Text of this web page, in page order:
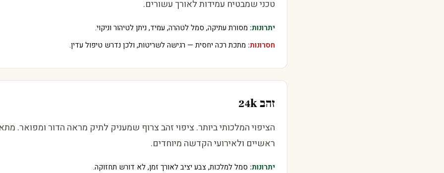
טכני שמבטיח עמידות לאורך עשורים.
יתרונות: מסורת עתיקה, סמל לטהרה, עמיד, ניתן לטיהור וניקוי.
חסרונות: מתכת רכה יחסית — רגישה לשריטות, ולכן נדרש טיפול עדין.
זהב 24k
הציפוי המלכותי ביותר. ציפוי זהב צרוף שמעניק לתיק מראה הדור ומפואר.
ראשיים ולאירועי הקדשה מיוחדים.
יתרונות: סמל למלכות, צבע יציב לאורך זמן, לא דורש תחזוקה.